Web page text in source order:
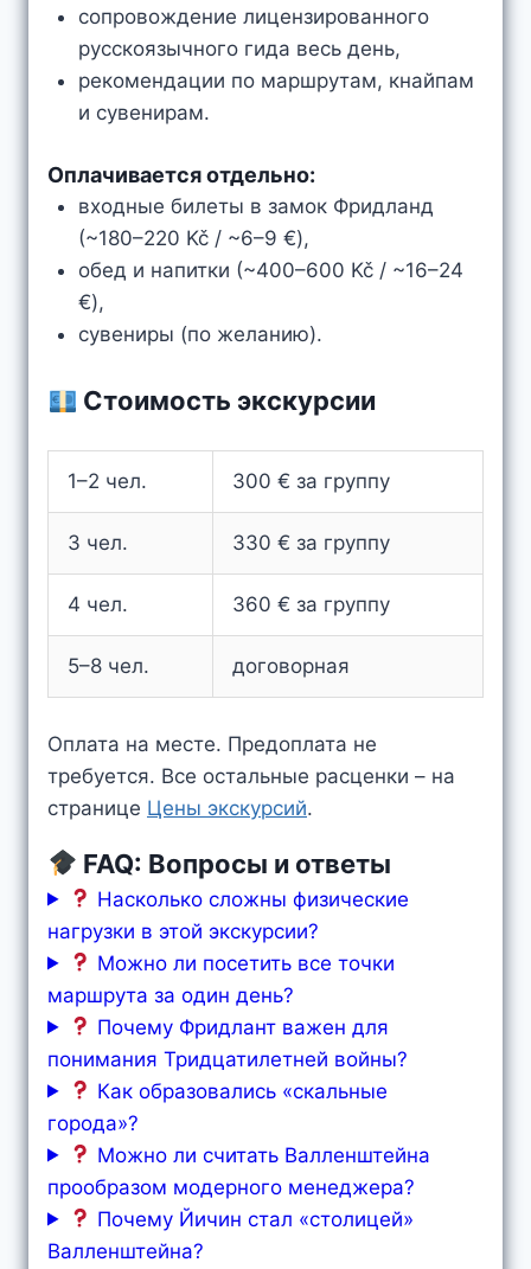
сопровождение лицензированного
русскоязычного гида весь день,
рекомендации по маршрутам, кнайпам
и сувенирам.
Оплачивается отдельно:
входные билеты в замок Фридланд
(~180–220 Kč / ~6–9 €),
обед и напитки (~400–600 Kč / ~16–24
€),
сувениры (по желанию).
Стоимость экскурсии
1–2 чел. 300 € за группу
3 чел. 330 € за группу
4 чел. 360 € за группу
5–8 чел. договорная
Оплата на месте. Предоплата не
требуется. Все остальные расценки – на
странице Цены экскурсий.
FAQ: Вопросы и ответы
Насколько сложны физические
нагрузки в этой экскурсии?
Можно ли посетить все точки
маршрута за один день?
Почему Фридлант важен для
понимания Тридцатилетней войны?
Как образовались «скальные
города»?
Можно ли считать Валленштейна
прообразом модерного менеджера?
Почему Йичин стал «столицей»
Валленштейна?